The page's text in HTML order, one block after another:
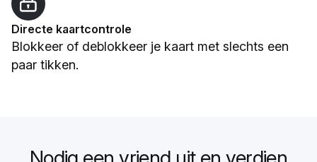
Directe kaartcontrole
Blokkeer of deblokkeer je kaart met slechts een
paar tikken.